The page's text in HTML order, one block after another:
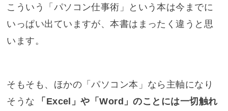
こういう「パソコン仕事術」という本は今までに
いっぱい出ていますが、本書はまったく違うと思
います。
そもそも、ほかの「パソコン本」なら主軸になり
そうな
「Excel」や「Word」のことには一切触れ